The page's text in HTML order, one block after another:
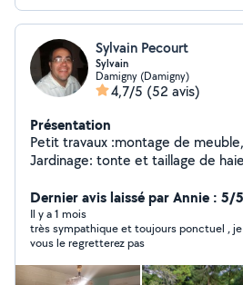
Sylvain Pecourt
Sylvain
Damigny (Damigny)
4,7/5 (52 avis)
Présentation
Petit travaux :montage de
Jardinage: tonte et taillage de
Dernier avis laissé par Annie : 5/5
Il y a 1 mois
très sympathique et toujours ponctuel ,
vous le regretterez pas